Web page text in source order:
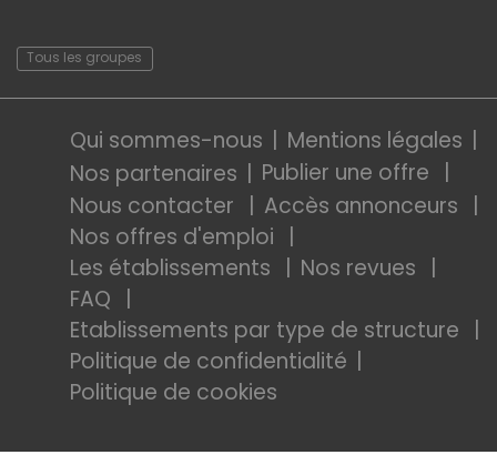
Tous les groupes
Qui sommes-nous
Mentions légales
Nos partenaires
Publier une offre
Nous contacter
Accès annonceurs
Nos offres d'emploi
Les établissements
Nos revues
FAQ
Etablissements par type de structure
Politique de confidentialité
Politique de cookies